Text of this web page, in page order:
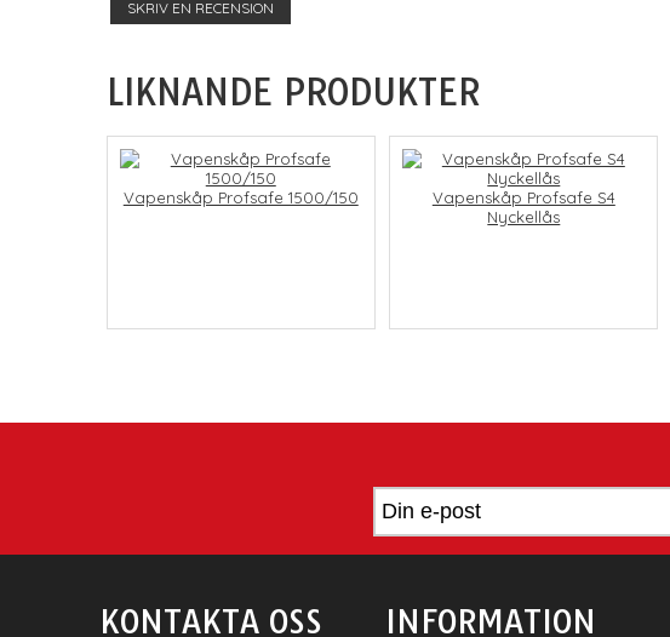
SKRIV EN RECENSION
LIKNANDE PRODUKTER
Vapenskåp Profsafe 1500/150
Vapenskåp Profsafe S4
Nyckellås
KONTAKTA OSS INFORMATION